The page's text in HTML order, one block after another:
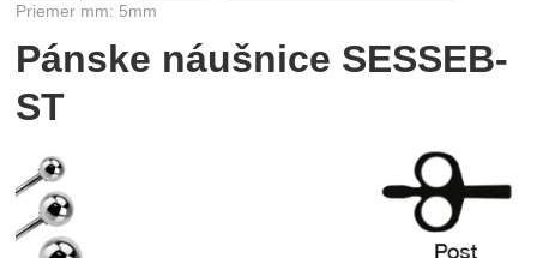
Priemer mm: 5mm
Pánske náušnice SESSEB-
ST
Fotografie